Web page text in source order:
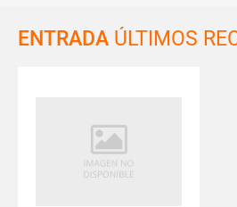
ENTRADA ÚLTIMOS